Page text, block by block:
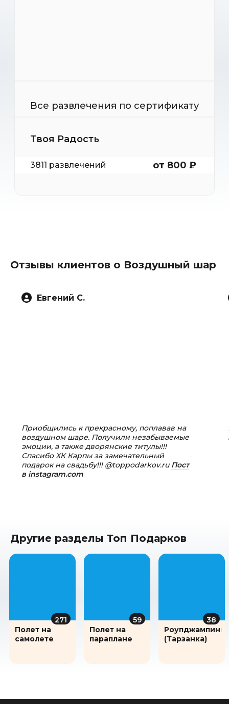
Все развлечения по сертификату
Твоя Радость
3811 развлечений от 800 ₽
Отзывы клиентов о Воздушный шар
Евгений С.
Приобщились к прекрасному, поплавав на
воздушном шаре. Получили незабываемые
эмоции, а также дворянские титулы!!!
Спасибо ХК Карпы за замечательный
подарок на свадьбу!!! @toppodarkov.ru Пост
в instagram.com
Другие разделы Топ Подарков
271
Полет на
самолете
59
Полет на
параплане
38
Роупджампинг
(Тарзанка)